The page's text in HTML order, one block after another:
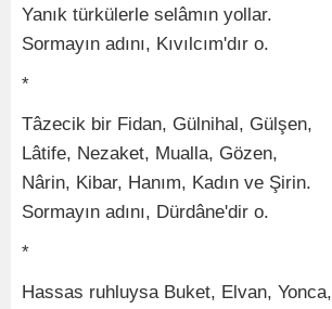
Yanık türkülerle selâmın yollar.
Sormayın adını, Kıvılcım'dır o.
*
Tâzecik bir Fidan, Gülnihal, Gülşen,
Lâtife, Nezaket, Mualla, Gözen,
Nârin, Kibar, Hanım, Kadın ve Şirin.
Sormayın adını, Dürdâne'dir o.
*
Hassas ruhluysa Buket, Elvan, Yonca,